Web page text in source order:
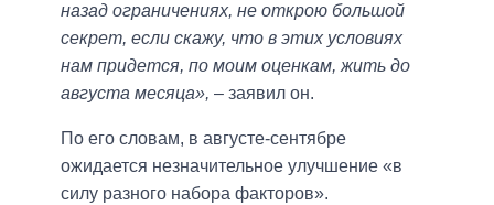
назад ограничениях, не открою большой
секрет, если скажу, что в этих условиях
нам придется, по моим оценкам, жить до
августа месяца», – заявил он.
По его словам, в августе-сентябре
ожидается незначительное улучшение «в
силу разного набора факторов».